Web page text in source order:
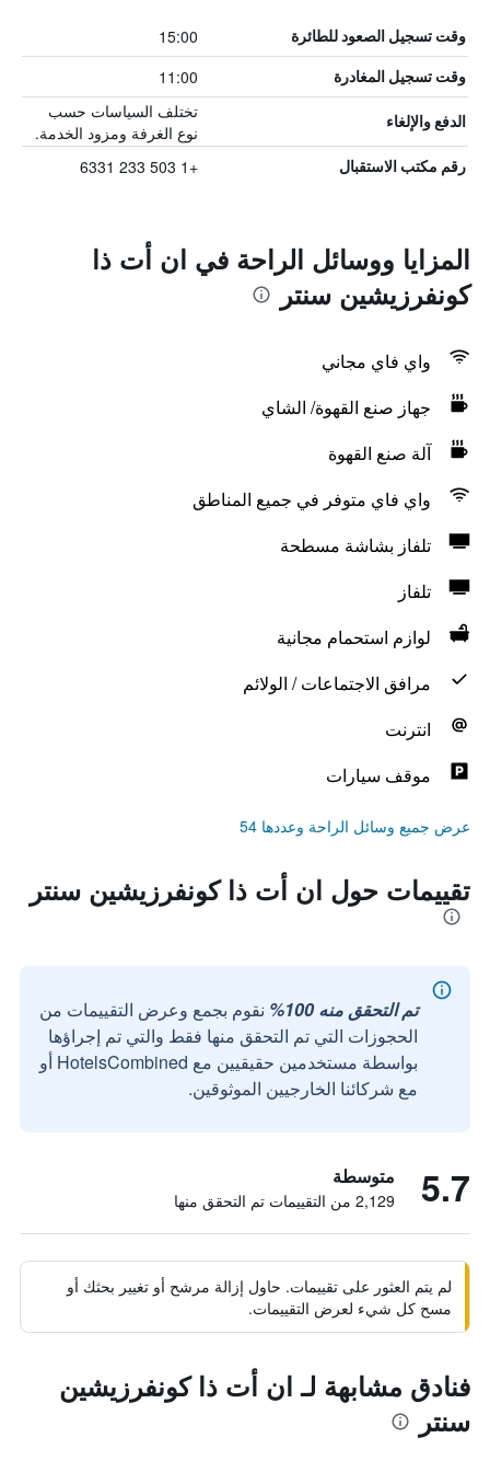
وقت تسجيل الصعود للطائرة 15:00
وقت تسجيل المغادرة 11:00
الدفع والإلغاء
تختلف السياسات حسب
نوع الغرفة ومزود الخدمة.
رقم مكتب الاستقبال +1 503 233 6331
المزايا ووسائل الراحة في ان أت ذا
كونفرزيشين سنتر
واي فاي مجاني
جهاز صنع القهوة/ الشاي
آلة صنع القهوة
واي فاي متوفر في جميع المناطق
تلفاز بشاشة مسطحة
تلفاز
لوازم استحمام مجانية
مرافق الاجتماعات / الولائم
انترنت
موقف سيارات
عرض جميع وسائل الراحة وعددها 54
تقييمات حول ان أت ذا كونفرزيشين سنتر
تم التحقق منه 100%
نقوم بجمع وعرض التقييمات من
الحجوزات التي تم التحقق منها فقط والتي تم إجراؤها
بواسطة مستخدمين حقيقيين مع HotelsCombined أو
مع شركائنا الخارجيين الموثوقين.
5.7 متوسطة
2,129 من التقييمات تم التحقق منها
لم يتم العثور على تقييمات. حاول إزالة مرشح أو تغيير بحثك أو
مسح كل شيء لعرض التقييمات.
فنادق مشابهة لـ ان أت ذا كونفرزيشين
سنتر